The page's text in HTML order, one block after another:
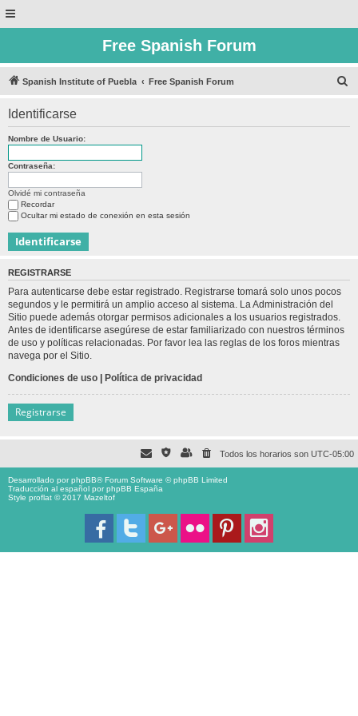
Free Spanish Forum
Spanish Institute of Puebla Free Spanish Forum
Identificarse
Nombre de Usuario:
Contraseña:
Olvidé mi contraseña
Recordar
Ocultar mi estado de conexión en esta sesión
REGISTRARSE
Para autenticarse debe estar registrado. Registrarse tomará solo unos pocos
segundos y le permitirá un amplio acceso al sistema. La Administración del
Sitio puede además otorgar permisos adicionales a los usuarios registrados.
Antes de identificarse asegúrese de estar familiarizado con nuestros términos
de uso y políticas relacionadas. Por favor lea las reglas de los foros mientras
navega por el Sitio.
Condiciones de uso | Política de privacidad
Registrarse
Todos los horarios son UTC-05:00
Desarrollado porphpBB® Forum Software © phpBB Limited
Traducción al español porphpBB España
Style proflat © 2017 Mazeltof